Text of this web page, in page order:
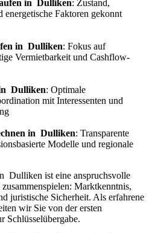
in Dulliken: Zustand,
energetische Faktoren gekonnt
in Dulliken: Fokus auf
Vermietbarkeit und Cashflow-
Dulliken: Optimale
mit Interessenten und
in Dulliken: Transparente
Modelle und regionale
Dulliken ist eine anspruchsvolle
Marktkenntnis,
juristische Sicherheit. Als erfahrene
wir Sie von der ersten
Schlüsselübergabe.